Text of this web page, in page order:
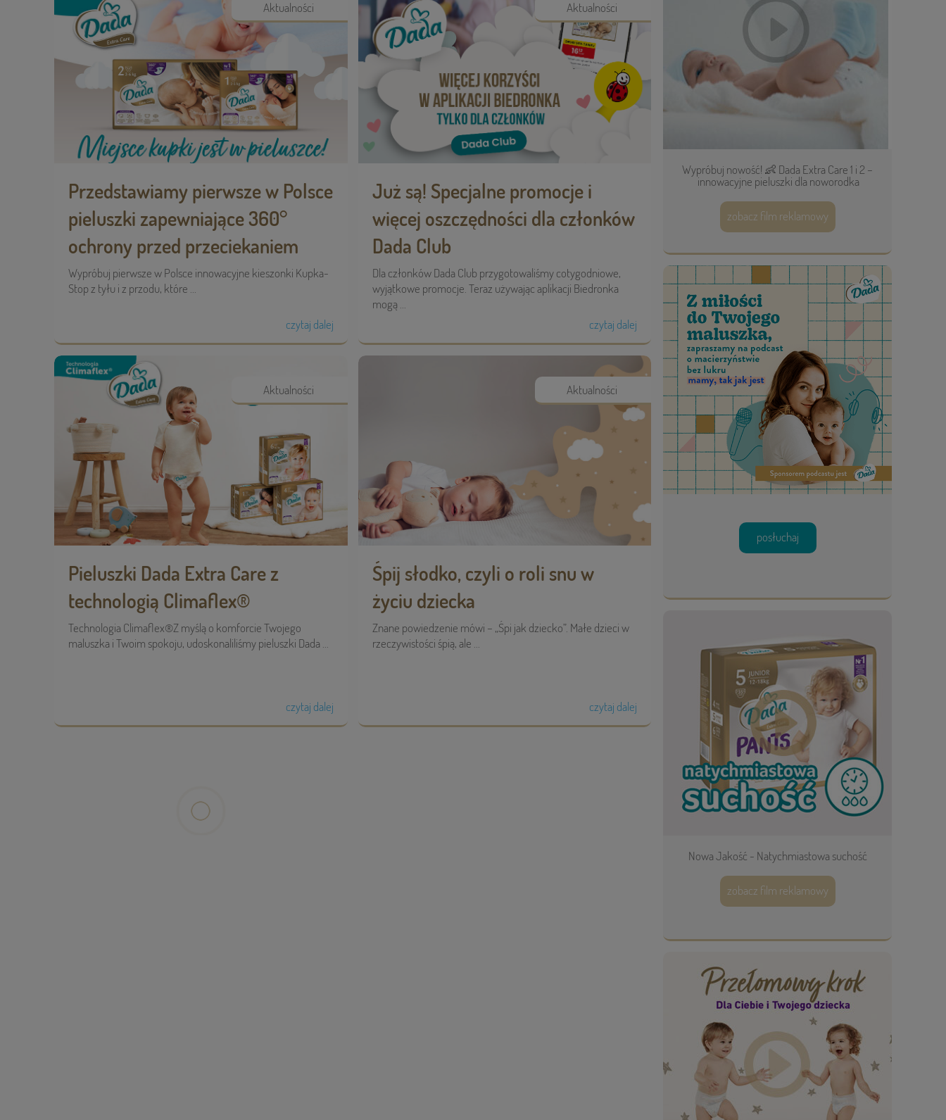
Aktualności
Przedstawiamy pierwsze w Polsce
pieluszki zapewniające 360°
ochrony przed przeciekaniem
Wypróbuj pierwsze w Polsce innowacyjne kieszonki Kupka-
Stop z tyłu i z przodu, które ...
czytaj dalej
Aktualności
Już są! Specjalne promocje i
więcej oszczędności dla członków
Dada Club
Dla członków Dada Club przygotowaliśmy cotygodniowe,
wyjątkowe promocje. Teraz używając aplikacji Biedronka
mogą ...
czytaj dalej
Aktualności
Pieluszki Dada Extra Care z
technologią Climaflex®
Technologia Climaflex®Z myślą o komforcie Twojego
maluszka i Twoim spokoju, udoskonaliliśmy pieluszki Dada ...
czytaj dalej
Aktualności
Śpij słodko, czyli o roli snu w
życiu dziecka
Znane powiedzenie mówi – „Śpi jak dziecko”. Małe dzieci w
rzeczywistości śpią, ale ...
czytaj dalej
Wypróbuj nowość! 👶 Dada Extra Care 1 i 2 –
innowacyjne pieluszki dla noworodka
zobacz film reklamowy
posłuchaj
Nowa Jakość - Natychmiastowa suchość
zobacz film reklamowy